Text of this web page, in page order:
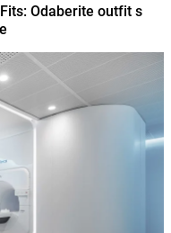
Odaberite outfit s